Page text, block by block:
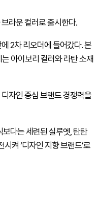
라운 컬러로 출시한다.
2차 리오더에 들어갔다. 본
아이보리 컬러와 라탄 소재
자인 중심 브랜드 경쟁력을
다는 세련된 실루엣, 탄탄
켜 ‘디자인 지향 브랜드’로